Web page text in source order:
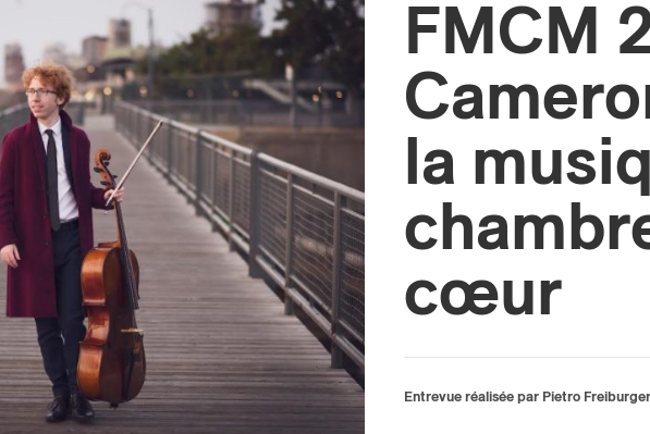
FMCM
la
cœur
Entrevue réalisée par Pietro Freiburger